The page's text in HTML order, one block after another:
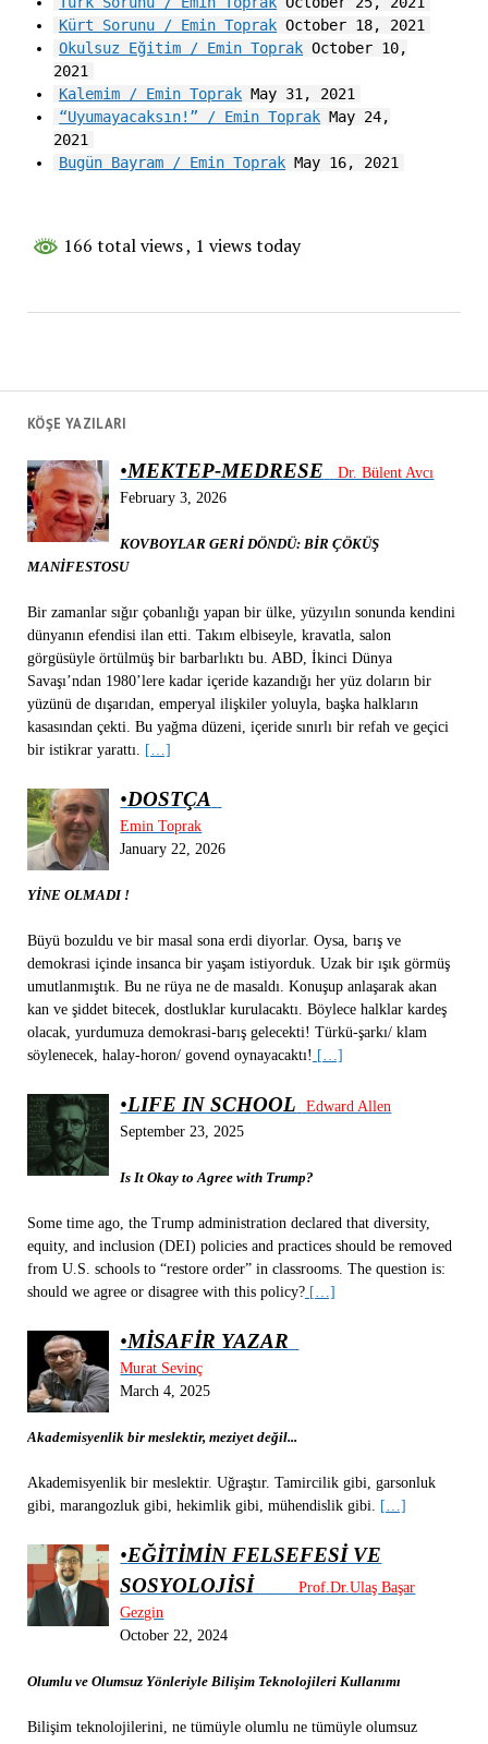
Kürt Sorunu / Emin Toprak October 18, 2021
Okulsuz Eğitim / Emin Toprak October 10,
2021
Kalemim / Emin Toprak May 31, 2021
“Uyumayacaksın!” / Emin Toprak May 24,
2021
Bugün Bayram / Emin Toprak May 16, 2021
166 total views, 1 views today
KÖŞE YAZILARI
•MEKTEP-MEDRESE
Dr. Bülent Avcı
February 3, 2026
KOVBOYLAR GERİ DÖNDÜ: BİR ÇÖKÜŞ
MANİFESTOSU
Bir zamanlar sığır çobanlığı yapan bir ülke, yüzyılın sonunda kendini
dünyanın efendisi ilan etti. Takım elbiseyle, kravatla, salon
görgüsüyle örtülmüş bir barbarlıktı bu. ABD, İkinci Dünya
Savaşı’ndan 1980’lere kadar içeride kazandığı her yüz doların bir
yüzünü de dışarıdan, emperyal ilişkiler yoluyla, başka halkların
kasasından çekti. Bu yağma düzeni, içeride sınırlı bir refah ve geçici
bir istikrar yarattı.
[…]
•DOSTÇA
Emin Toprak
January 22, 2026
YİNE OLMADI !
Büyü bozuldu ve bir masal sona erdi diyorlar. Oysa, barış ve
demokrasi içinde insanca bir yaşam istiyorduk. Uzak bir ışık görmüş
umutlanmıştık. Bu ne rüya ne de masaldı. Konuşup anlaşarak akan
kan ve şiddet bitecek, dostluklar kurulacaktı. Böylece halklar kardeş
olacak, yurdumuza demokrasi-barış gelecekti! Türkü-şarkı/ klam
söylenecek, halay-horon/ govend oynayacaktı! […]
•LIFE IN SCHOOL
Edward Allen
September 23, 2025
Is It Okay to Agree with Trump?
Some time ago, the Trump administration declared that diversity,
equity, and inclusion (DEI) policies and practices should be removed
from U.S. schools to “restore order” in classrooms. The question is:
should we agree or disagree with this policy?[…]
•MİSAFİR YAZAR
Murat Sevinç
March 4, 2025
Akademisyenlik bir meslektir, meziyet değil...
Akademisyenlik bir meslektir. Uğraştır. Tamircilik gibi, garsonluk
gibi, marangozluk gibi, hekimlik gibi, mühendislik gibi.
[…]
•EĞİTİMİN FELSEFESİ VE
SOSYOLOJİSİ
Prof.Dr.Ulaş Başar
Gezgin
October 22, 2024
Olumlu ve Olumsuz Yönleriyle Bilişim Teknolojileri Kullanımı
Bilişim teknolojilerini, ne tümüyle olumlu ne tümüyle olumsuz